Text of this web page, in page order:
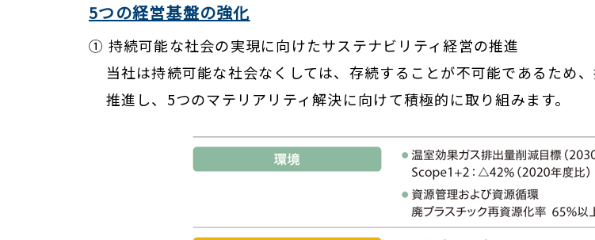
5つの経営基盤の強化
① 持続可能な社会の実現に向けたサステナビリティ経営の推進
当社は持続可能な社会なくしては、存続することが不可能であるため
推進し、5つのマテリアリティ解決に向けて積極的に取り組みます。